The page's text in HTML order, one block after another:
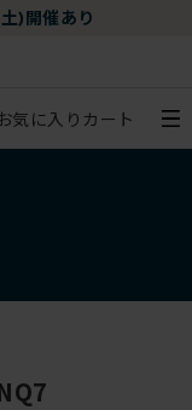
)開催あり
気に入り カート